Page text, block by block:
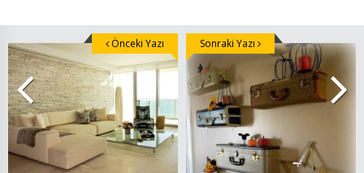
Önceki Yazı Sonraki Yazı